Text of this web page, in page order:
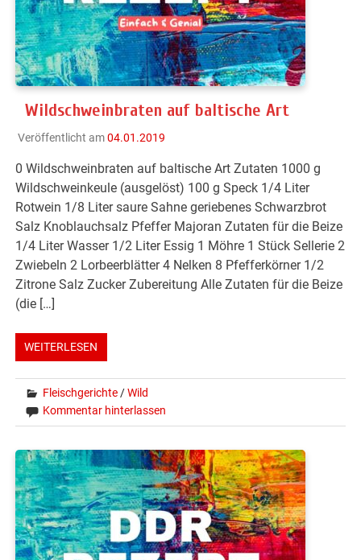
Wildschweinbraten auf baltische Art
Veröffentlicht am04.01.2019
0 Wildschweinbraten auf baltische Art Zutaten 1000 g
Wildschweinkeule (ausgelöst) 100 g Speck 1/4 Liter
Rotwein 1/8 Liter saure Sahne geriebenes Schwarzbrot
Salz Knoblauchsalz Pfeffer Majoran Zutaten für die Beize
1/4 Liter Wasser 1/2 Liter Essig 1 Möhre 1 Stück Sellerie 2
Zwiebeln 2 Lorbeerblätter 4 Nelken 8 Pfefferkörner 1/2
Zitrone Salz Zucker Zubereitung Alle Zutaten für die Beize
(die […]
WEITERLESEN
Fleischgerichte/Wild
Kommentar hinterlassen